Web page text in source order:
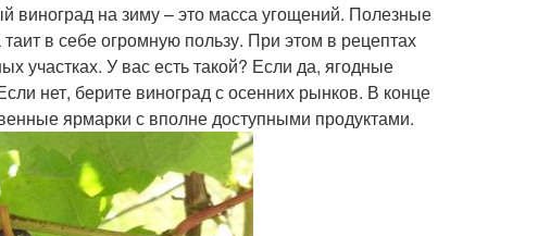
виноград на зиму – это масса угощений. Полезные
в себе огромную пользу. При этом в рецептах
участках. У вас есть такой? Если да, ягодные
нет, берите виноград с осенних рынков. В конце
ярмарки с вполне доступными продуктами.